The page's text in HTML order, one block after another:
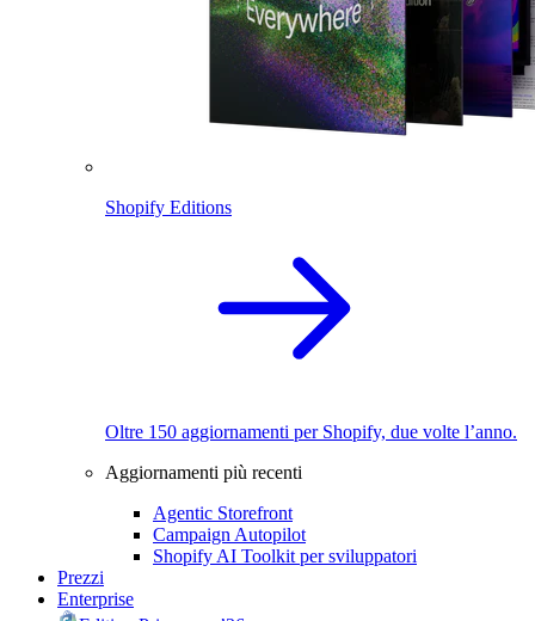
Shopify Editions
Oltre 150 aggiornamenti per Shopify, due volte l’anno.
Aggiornamenti più recenti
Agentic Storefront
Campaign Autopilot
Shopify AI Toolkit per sviluppatori
Prezzi
Enterprise